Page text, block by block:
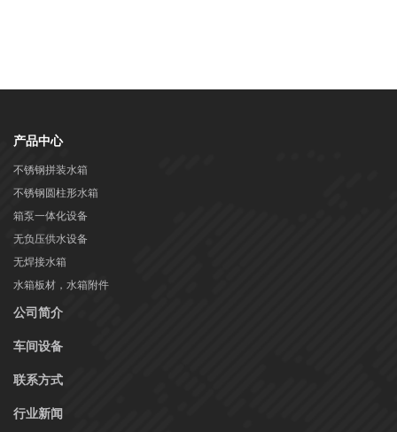
产品中心
不锈钢拼装水箱
不锈钢圆柱形水箱
箱泵一体化设备
无负压供水设备
无焊接水箱
水箱板材，水箱附件
公司简介
车间设备
联系方式
行业新闻